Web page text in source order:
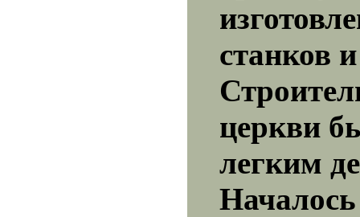
станков
церкви
легким